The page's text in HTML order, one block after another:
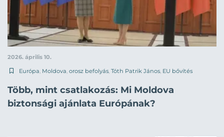
2026. április 10.
Európa, Moldova, orosz befolyás, Tóth Patrik János, EU bővítés
Több, mint csatlakozás: Mi Moldova
biztonsági ajánlata Európának?